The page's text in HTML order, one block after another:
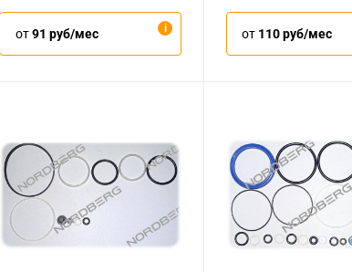
от91 руб/мес от 110 руб/мес